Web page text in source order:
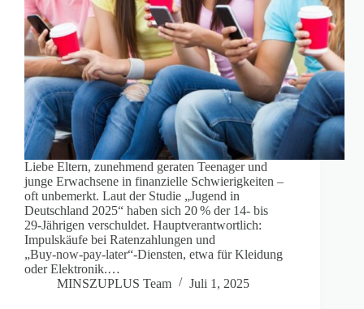
Liebe Eltern, zunehmend geraten Teenager und
junge Erwachsene in finanzielle Schwierigkeiten –
oft unbemerkt. Laut der Studie „Jugend in
Deutschland 2025“ haben sich 20 % der 14‑ bis
29‑Jährigen verschuldet. Hauptverantwortlich:
Impulskäufe bei Ratenzahlungen und
„Buy‑now‑pay‑later“-Diensten, etwa für Kleidung
oder Elektronik.…
MINSZUPLUS Team
Juli 1, 2025